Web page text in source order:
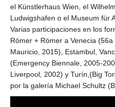
el Künstlerhaus Wien, el
Ludwigshafen o el Museum für
Varias participaciones en los
Römer + Römer a Venecia
Mauricio, 2015), Estambul,
(Emergency Biennale, 2005-
Liverpool, 2002) y Turín,(Big
por la galería Michael Schultz